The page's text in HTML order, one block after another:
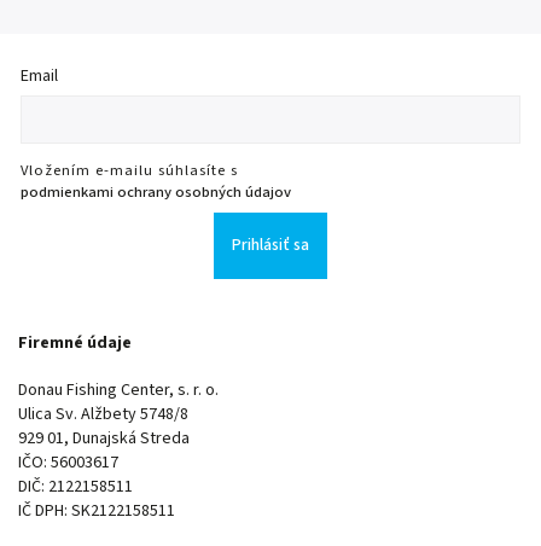
Email
Vložením e-mailu súhlasíte s
podmienkami ochrany osobných údajov
Prihlásiť sa
Firemné údaje
Donau Fishing Center, s. r. o.
Ulica Sv. Alžbety 5748/8
929 01, Dunajská Streda
IČO: 56003617
DIČ: 2122158511
IČ DPH: SK2122158511